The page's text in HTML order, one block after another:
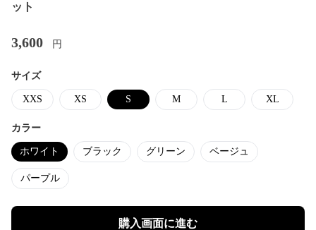
ット
3,600 円
サイズ
XXS XS S M L XL
カラー
ホワイト ブラック グリーン ベージュ
パープル
購入画面に進む